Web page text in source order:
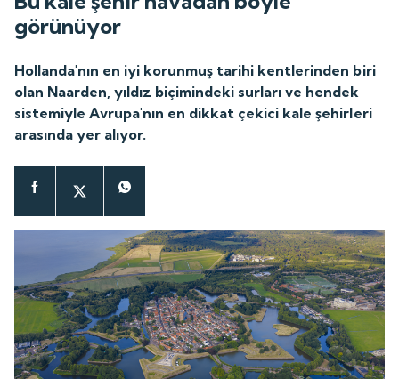
görünüyor
Hollanda'nın en iyi korunmuş tarihi kentlerinden biri
olan Naarden, yıldız biçimindeki surları ve hendek
sistemiyle Avrupa'nın en dikkat çekici kale şehirleri
arasında yer alıyor.